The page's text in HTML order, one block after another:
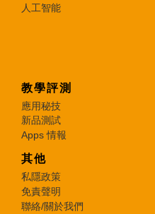
人工智能
教學評測
應用秘技
新品測試
Apps 情報
其他
私隱政策
免責聲明
聯絡/關於我們